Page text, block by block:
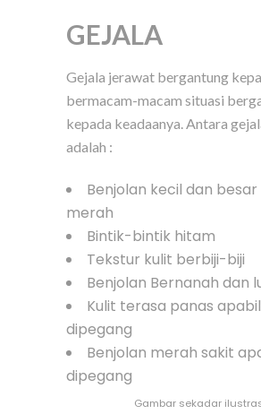
GEJALA
Gejala jerawat bergantung
bermacam-macam situasi
kepada keadaanya. Antara
adalah :
Benjolan kecil dan
merah
Bintik-bintik hitam
Tekstur kulit berbiji-biji
Benjolan Bernanah dan
Kulit terasa panas
dipegang
Benjolan merah sakit
dipegang
Gambar sekadar